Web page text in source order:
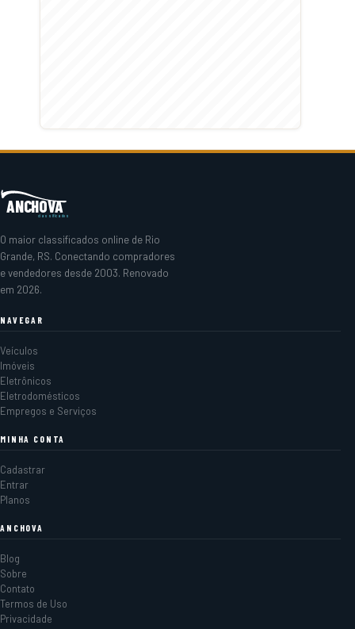
ANCHOVA
classificados
O maior classificados online de Rio
Grande, RS. Conectando compradores
e vendedores desde 2003. Renovado
em 2026.
NAVEGAR
Veículos
Imóveis
Eletrônicos
Eletrodomésticos
Empregos e Serviços
MINHA CONTA
Cadastrar
Entrar
Planos
ANCHOVA
Blog
Sobre
Contato
Termos de Uso
Privacidade